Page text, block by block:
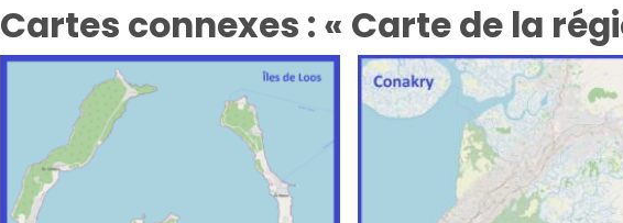
Cartes connexes : « Carte de la